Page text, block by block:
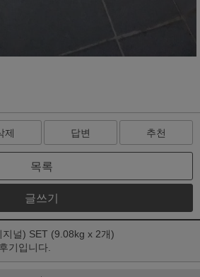
제 답변 추천
목록
글쓰기
널) SET (9.08kg x 2개)
기입니다.